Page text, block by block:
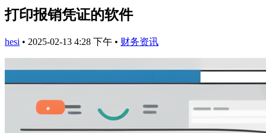
打印报销凭证的软件
hesi • 2025-02-13 4:28 下午 • 财务资讯